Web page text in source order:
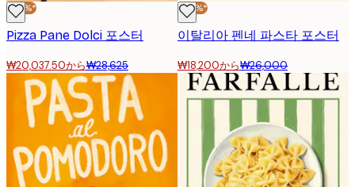
-30%*
Pizza Pane Dolci 포스터
₩20,037.50から₩28,625
-30%*
이탈리아 펜네 파스타 포스터
₩18,200から₩26,000